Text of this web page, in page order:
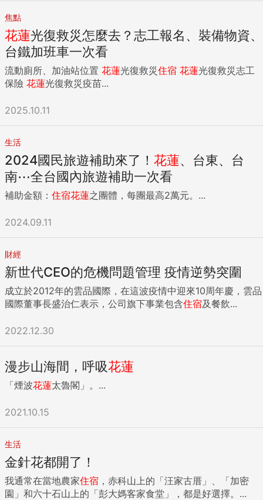
焦點
花蓮光復救災怎麼去？志工報名、裝備物資、
台鐵加班車一次看
流動廁所、加油站位置 花蓮光復救災住宿 花蓮光復救災志工
保險 花蓮光復救災疫苗...
2025.10.11
生活
2024國民旅遊補助來了！ 花蓮、台東、台
南⋯全台國內旅遊補助一次看
補助金額： 住宿花蓮之團體，每團最高2萬元。...
2024.09.11
財經
新世代CEO的危機問題管理 疫情逆勢突圍
成立於2012年的雲品國際，在這波疫情中迎來10周年慶，雲品
國際董事長盛治仁表示，公司旗下事業包含住宿及餐飲...
2022.12.30
漫步山海間，呼吸花蓮
「煙波花蓮太魯閣」。...
2021.10.15
生活
金針花都開了！
我通常在當地農家住宿 ，赤科山上的「汪家古厝」、「加密
園」和六十石山上的「彭大媽客家食堂」，都是好選擇。...